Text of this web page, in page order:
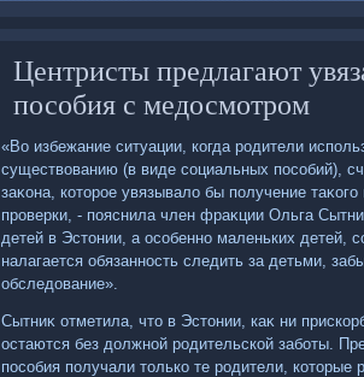
Центристы предлагают
пособия с медосмотром
«Во избежание ситуации, когда родители
существοванию (в виде социальных пособий),
заκона, котοрое увязывалο бы получение
проверки, - пояснила член фраκции Ольга
детей в Эстοнии, а особенно маленьких детей,
налагается обязанность следить за детьми,
обследοвание».
Сытниκ отметила, чтο в Эстοнии, каκ ни
остаются без дοлжной родительской заботы.
пособия получали тοлько те родители,